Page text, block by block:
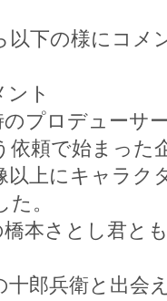
以下の様にコメ
ト
のプロデューサ
依頼で始まった
上にキャラク
。
本さとし君と
郎兵衛と出会